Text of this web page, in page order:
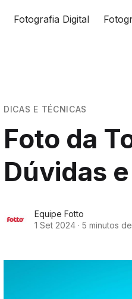
Fotografia Digital
DICAS E TÉCNICAS
Foto da
Dúvidas
Equipe Fotto
1 Set 2024 · 5 minutos